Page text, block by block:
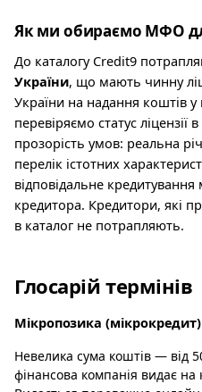
Як ми обираємо МФО
До каталогу Credit9
України, що мають чинну
України на надання коштів
перевіряємо статус
прозорість умов: реальна
перелік істотних
відповідальне
кредитора. Кредитори, які
в каталог не потрапляють.
Глосарій термінів
Мікропозика (мікрокредит)
Невелика сума коштів — від
фінансова компанія видає на